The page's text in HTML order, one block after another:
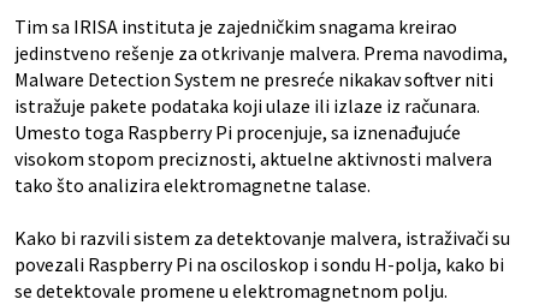
Tim sa IRISA instituta je zajedničkim snagama kreirao
jedinstveno rešenje za otkrivanje malvera. Prema navodima,
Malware Detection System ne presreće nikakav softver niti
istražuje pakete podataka koji ulaze ili izlaze iz računara.
Umesto toga Raspberry Pi procenjuje, sa iznenađujuće
visokom stopom preciznosti, aktuelne aktivnosti malvera
tako što analizira elektromagnetne talase.
Kako bi razvili sistem za detektovanje malvera, istraživači su
povezali Raspberry Pi na osciloskop i sondu H-polja, kako bi
se detektovale promene u elektromagnetnom polju.